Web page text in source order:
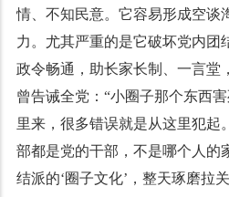
情、不知民意。它容易形成空谈
力。尤其严重的是它破坏党内团
政令畅通，助长家长制、一言堂
曾告诫全党：“小圈子那个东西
里来，很多错误就是从这里犯起
部都是党的干部，不是哪个人的
结派的‘圈子文化’，整天琢磨拉